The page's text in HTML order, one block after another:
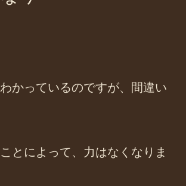
かっているのですが、間違い
とによって、力はなくなりま